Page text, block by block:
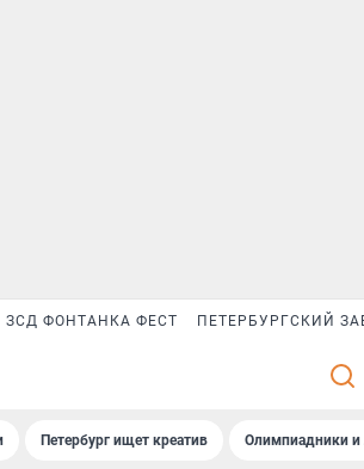
ЗСД ФОНТАНКА ФЕСТ ПЕТЕРБУРГСКИЙ
Петербург ищет креатив Олимпиадники и